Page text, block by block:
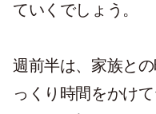
ていくでしょう。
週前半は、家族と
っくり時間をかけ